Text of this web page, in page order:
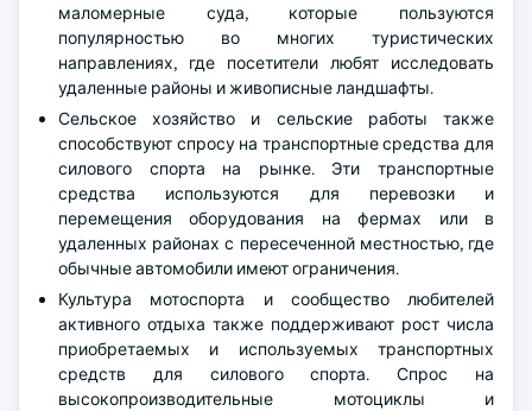
маломерные суда, которые пользуются
популярностью во многих туристических
направлениях, где посетители любят исследовать
удаленные районы и живописные ландшафты.
Сельское хозяйство и сельские работы также
способствуют спросу на транспортные средства для
силового спорта на рынке. Эти транспортные
средства используются для перевозки и
перемещения оборудования на фермах или в
удаленных районах с пересеченной местностью, где
обычные автомобили имеют ограничения.
Культура мотоспорта и сообщество любителей
активного отдыха также поддерживают рост числа
приобретаемых и используемых транспортных
средств для силового спорта. Спрос на
высокопроизводительные мотоциклы и